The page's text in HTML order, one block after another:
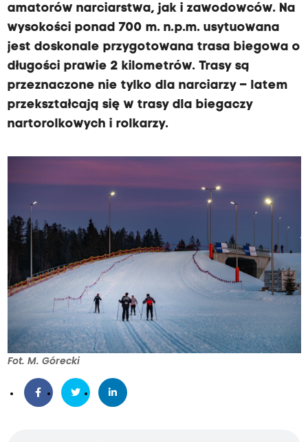
amatorów narciarstwa, jak i zawodowców. Na
wysokości ponad 700 m. n.p.m. usytuowana
jest doskonale przygotowana trasa biegowa o
długości prawie 2 kilometrów. Trasy są
przeznaczone nie tylko dla narciarzy – latem
przekształcają się w trasy dla biegaczy
nartorolkowych i rolkarzy.
Fot. M. Górecki